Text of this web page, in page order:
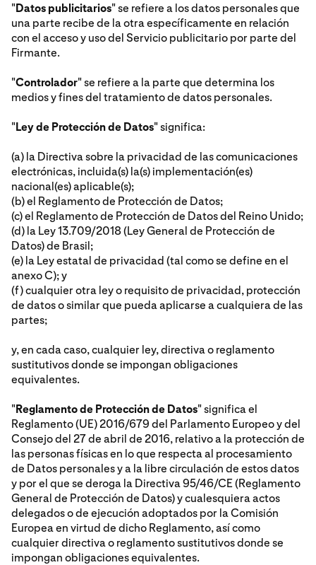
"Datos publicitarios" se refiere a los datos personales que
una parte recibe de la otra específicamente en relación
con el acceso y uso del Servicio publicitario por parte del
Firmante.
"Controlador" se refiere a la parte que determina los
medios y fines del tratamiento de datos personales.
"Ley de Protección de Datos" significa:
(a) la Directiva sobre la privacidad de las comunicaciones
electrónicas, incluida(s) la(s) implementación(es)
nacional(es) aplicable(s);
(b) el Reglamento de Protección de Datos;
(c) el Reglamento de Protección de Datos del Reino Unido;
(d) la Ley 13.709/2018 (Ley General de Protección de
Datos) de Brasil;
(e) la Ley estatal de privacidad (tal como se define en el
anexo C); y
(f) cualquier otra ley o requisito de privacidad, protección
de datos o similar que pueda aplicarse a cualquiera de las
partes;
y, en cada caso, cualquier ley, directiva o reglamento
sustitutivos donde se impongan obligaciones
equivalentes.
"Reglamento de Protección de Datos" significa el
Reglamento (UE) 2016/679 del Parlamento Europeo y del
Consejo del 27 de abril de 2016, relativo a la protección de
las personas físicas en lo que respecta al procesamiento
de Datos personales y a la libre circulación de estos datos
y por el que se deroga la Directiva 95/46/CE (Reglamento
General de Protección de Datos) y cualesquiera actos
delegados o de ejecución adoptados por la Comisión
Europea en virtud de dicho Reglamento, así como
cualquier directiva o reglamento sustitutivos donde se
impongan obligaciones equivalentes.